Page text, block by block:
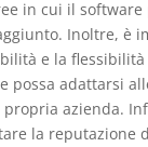
in cui il
Inoltre, è
e la
possa adattarsi
azienda.
la reputazione